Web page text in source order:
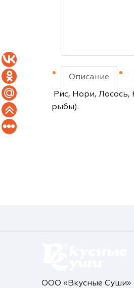
Описание
Рис, Нори,
рыбы).
ООО «Вкусные Суши»